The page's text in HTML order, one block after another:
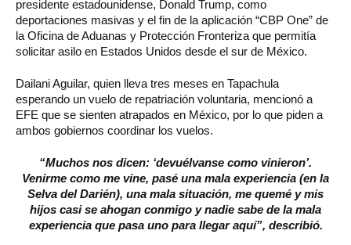
presidente estadounidense, Donald Trump, como
deportaciones masivas y el fin de la aplicación “CBP One” de
la Oficina de Aduanas y Protección Fronteriza que permitía
solicitar asilo en Estados Unidos desde el sur de México.
Dailani Aguilar, quien lleva tres meses en Tapachula
esperando un vuelo de repatriación voluntaria, mencionó a
EFE que se sienten atrapados en México, por lo que piden a
ambos gobiernos coordinar los vuelos.
“Muchos nos dicen: ‘devuélvanse como vinieron’.
Venirme como me vine, pasé una mala experiencia (en la
Selva del Darién), una mala situación, me quemé y mis
hijos casi se ahogan conmigo y nadie sabe de la mala
experiencia que pasa uno para llegar aquí”, describió.